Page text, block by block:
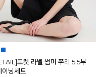
포켓 라벨 썸머 쭈리 5.5부
이닝세트